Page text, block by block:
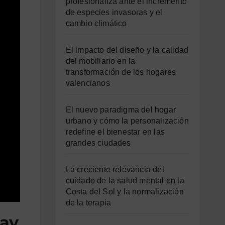
de especies invasoras y el
cambio climático
El impacto del diseño y la calidad
del mobiliario en la
transformación de los hogares
valencianos
El nuevo paradigma del hogar
urbano y cómo la personalización
redefine el bienestar en las
grandes ciudades
La creciente relevancia del
cuidado de la salud mental en la
Costa del Sol y la normalización
de la terapia